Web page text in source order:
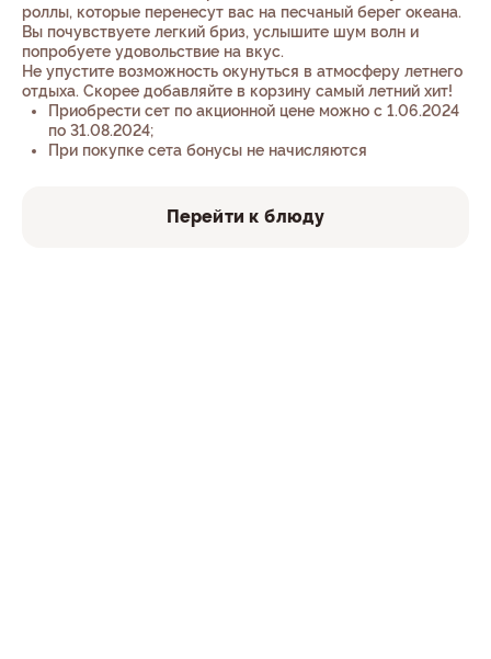
роллы, которые перенесут вас на песчаный берег океана.
Вы почувствуете легкий бриз, услышите шум волн и
попробуете удовольствие на вкус.
Не упустите возможность окунуться в атмосферу летнего
отдыха. Скорее добавляйте в корзину самый летний хит!
Приобрести сет по акционной цене можно с 1.06.2024
по 31.08.2024;
При покупке сета бонусы не начисляются
Перейти к блюду